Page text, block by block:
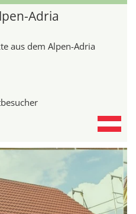
Adria
aus dem Alpen-Adria